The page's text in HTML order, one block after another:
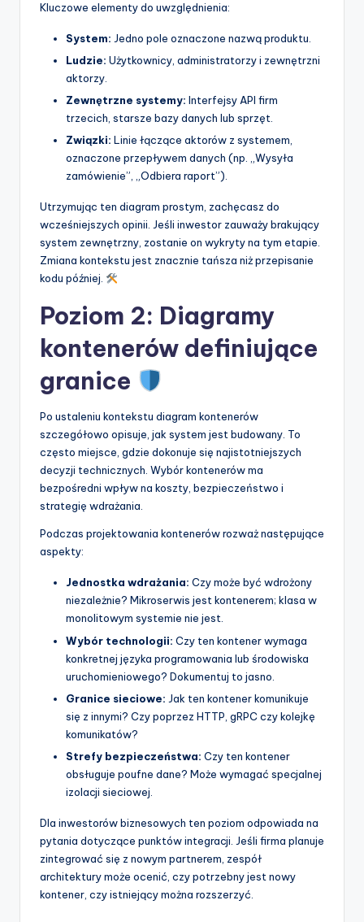
Kluczowe elementy do uwzględnienia:
System: Jedno pole oznaczone nazwą produktu.
Ludzie: Użytkownicy, administratorzy i zewnętrzni
aktorzy.
Zewnętrzne systemy: Interfejsy API firm
trzecich, starsze bazy danych lub sprzęt.
Związki: Linie łączące aktorów z systemem,
oznaczone przepływem danych (np. „Wysyła
zamówienie”, „Odbiera raport”).
Utrzymując ten diagram prostym, zachęcasz do
wcześniejszych opinii. Jeśli inwestor zauważy brakujący
system zewnętrzny, zostanie on wykryty na tym etapie.
Zmiana kontekstu jest znacznie tańsza niż przepisanie
kodu później.
Poziom 2: Diagramy
kontenerów definiujące
granice
Po ustaleniu kontekstu diagram kontenerów
szczegółowo opisuje, jak system jest budowany. To
często miejsce, gdzie dokonuje się najistotniejszych
decyzji technicznych. Wybór kontenerów ma
bezpośredni wpływ na koszty, bezpieczeństwo i
strategię wdrażania.
Podczas projektowania kontenerów rozważ następujące
aspekty:
Jednostka wdrażania: Czy może być wdrożony
niezależnie? Mikroserwis jest kontenerem; klasa w
monolitowym systemie nie jest.
Wybór technologii: Czy ten kontener wymaga
konkretnej języka programowania lub środowiska
uruchomieniowego? Dokumentuj to jasno.
Granice sieciowe: Jak ten kontener komunikuje
się z innymi? Czy poprzez HTTP, gRPC czy kolejkę
komunikatów?
Strefy bezpieczeństwa: Czy ten kontener
obsługuje poufne dane? Może wymagać specjalnej
izolacji sieciowej.
Dla inwestorów biznesowych ten poziom odpowiada na
pytania dotyczące punktów integracji. Jeśli firma planuje
zintegrować się z nowym partnerem, zespół
architektury może ocenić, czy potrzebny jest nowy
kontener, czy istniejący można rozszerzyć.